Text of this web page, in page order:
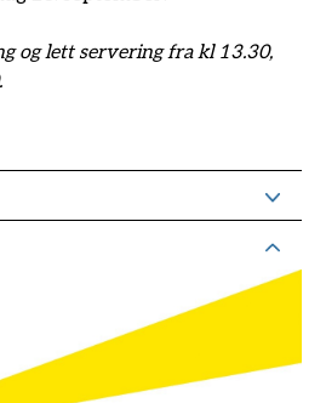
og lett servering fra kl 13.30,